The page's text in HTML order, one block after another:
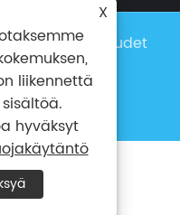
Kaikki oikeudet
RSS | XML |
|
X
liikennettä
hyväksyt